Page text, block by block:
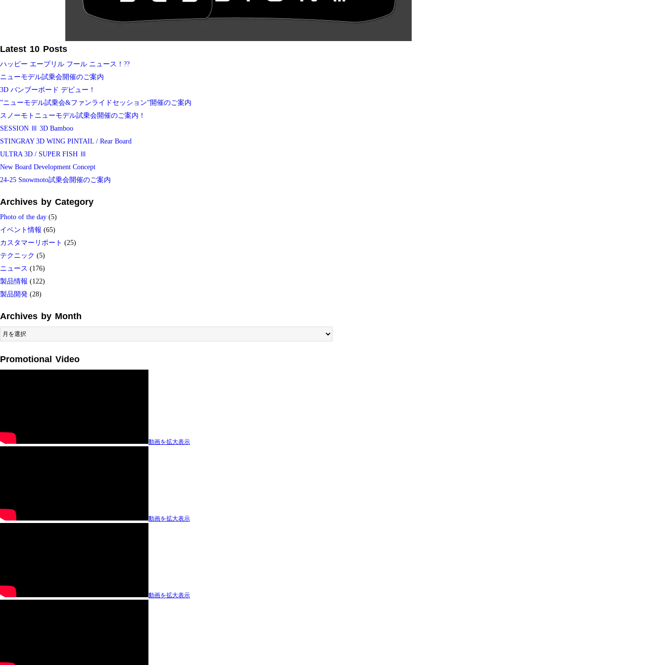
Latest 10 Posts
ハッピー エープリル フール ニュース！??
ニューモデル試乗会開催のご案内
3D バンブーボード デビュー！
”ニューモデル試乗会&ファンライドセッション”開催のご案内
スノーモトニューモデル試乗会開催のご案内！
SESSION Ⅲ 3D Bamboo
STINGRAY 3D WING PINTAIL / Rear Board
ULTRA 3D / SUPER FISH Ⅲ
New Board Development Concept
24-25 Snowmoto試乗会開催のご案内
Archives by Category
Photo of the day (5)
イベント情報 (65)
カスタマーリポート (25)
テクニック (5)
ニュース (176)
製品情報 (122)
製品開発 (28)
Archives by Month
Archives
by
Promotional Video
動画を拡大表示
動画を拡大表示
動画を拡大表示